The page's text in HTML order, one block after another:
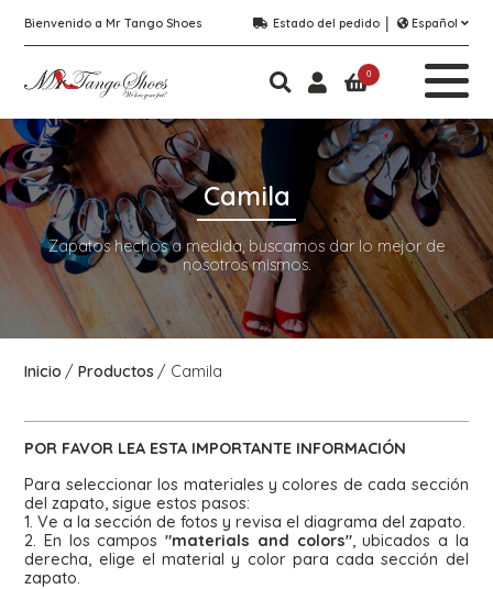
Bienvenido a Mr Tango Shoes Estado del pedido Español
0
Camila
Zapatos hechos a medida, buscamos dar lo mejor de
nosotros mismos.
Inicio Productos Camila
POR FAVOR LEA ESTA IMPORTANTE INFORMACIÓN
Para seleccionar los materiales y colores de cada sección
del zapato, sigue estos pasos:
1. Ve a la sección de fotos y revisa el diagrama del zapato.
2. En los campos"materials and colors", ubicados a la
derecha, elige el material y color para cada sección del
zapato.